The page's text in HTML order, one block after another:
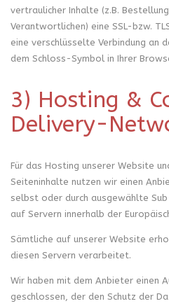
vertraulicher Inhalte (z.B.
Verantwortlichen) eine SSL-bzw.
eine verschlüsselte Verbindung an
dem Schloss-Symbol in Ihrer
3) Hosting &
Delivery-
Für das Hosting unserer Website
Seiteninhalte nutzen wir einen
selbst oder durch ausgewählte
auf Servern innerhalb der
Sämtliche auf unserer Website
diesen Servern verarbeitet.
Wir haben mit dem Anbieter einen
geschlossen, der den Schutz der